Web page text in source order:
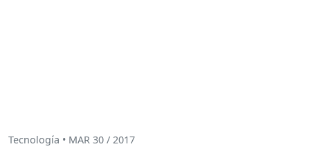
Tecnología • MAR 30 / 2017